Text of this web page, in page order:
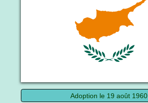
Adoption le 19 août 1960